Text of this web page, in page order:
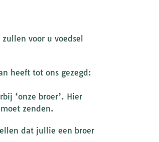
voor u voedsel
heeft tot ons gezegd:
‘onze broer’. Hier
zenden.
dat jullie een broer